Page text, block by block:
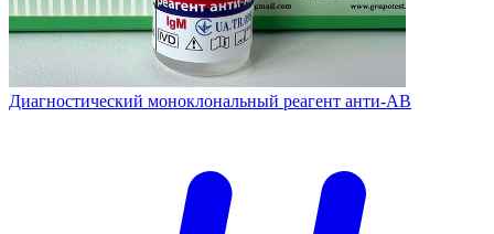
Диагностический моноклональный реагент анти-АВ